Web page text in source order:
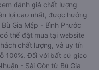
đánh giá chất lượng
lợi cao nhất, được hưởng
Gia Mập - Bình Phước
thể đặt mua tại website
chất lượng, và uy tín
100%. Đối với bất cứ giao
- Sài Gòn từ Bù Gia